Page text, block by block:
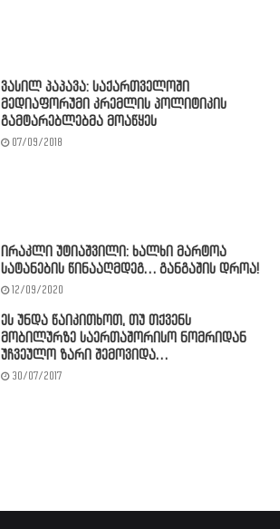
ვასილ პაპავა: საქართველოში
მედიაფორუმი კრემლის პოლიტიკის
გამტარებლებმა მოაწყეს
07/09/2018
ირაკლი უტიაშვილი: ხალხი მარტოა
სატანების წინააღმდეგ… განგაშის დროა!
12/09/2020
ეს უნდა წაიკითხოთ, თუ თქვენს
მობილურზე საერთაშორისო ნომრიდან
უჩვეულო ზარი შემოვიდა…
30/07/2017